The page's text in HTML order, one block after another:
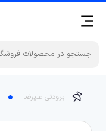
برودتی علیرضا